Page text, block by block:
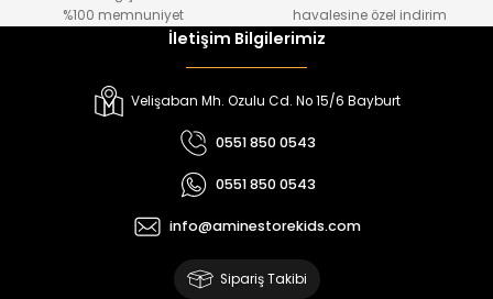
%100 memnuniyet
havalesine özel indirim
İletişim Bilgilerimiz
Velişaban Mh. Ozulu Cd. No 15/6 Bayburt
0551 850 0543
0551 850 0543
info@aminestorekids.com
Sipariş Takibi